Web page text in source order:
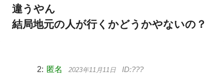
違うやん
結局地元の人が行くかどうかやないの？
匿名 2023年11月11日